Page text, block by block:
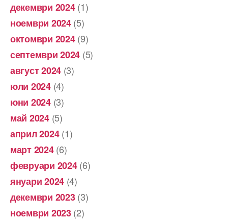
декември 2024(1)
ноември 2024(5)
октомври 2024(9)
септември 2024 (5)
август 2024 (3)
юли 2024(4)
юни 2024(3)
май 2024(5)
април 2024(1)
март 2024(6)
февруари 2024(6)
януари 2024 (4)
декември 2023(3)
ноември 2023(2)